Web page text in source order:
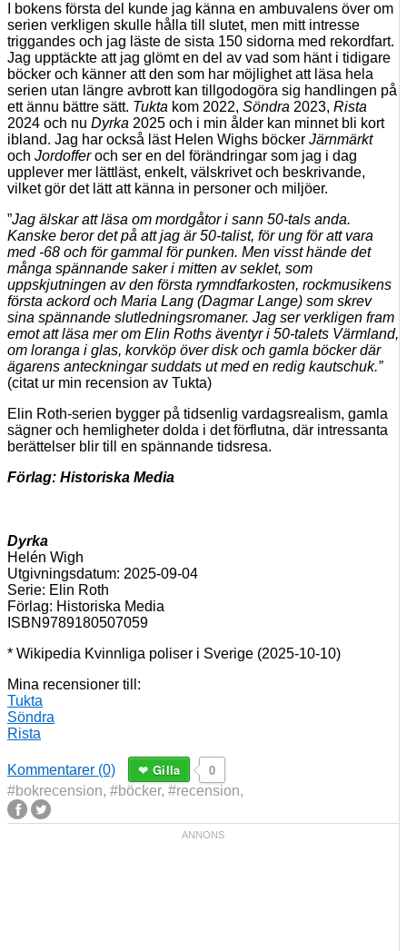
I bokens första del kunde jag känna en ambuvalens över om
serien verkligen skulle hålla till slutet, men mitt intresse
triggandes och jag läste de sista 150 sidorna med rekordfart.
Jag upptäckte att jag glömt en del av vad som hänt i tidigare
böcker och känner att den som har möjlighet att läsa hela
serien utan längre avbrott kan tillgodogöra sig handlingen på
ett ännu bättre sätt. Tukta kom 2022, Söndra 2023, Rista
2024 och nu Dyrka 2025 och i min ålder kan minnet bli kort
ibland. Jag har också läst Helen Wighs böcker Järnmärkt
och Jordofferoch ser en del förändringar som jag i dag
upplever mer lättläst, enkelt, välskrivet och beskrivande,
vilket gör det lätt att känna in personer och miljöer.
”Jag älskar att läsa om mordgåtor i sann 50-tals anda.
Kanske beror det på att jag är 50-talist, för ung för att vara
med -68 och för gammal för punken. Men visst hände det
många spännande saker i mitten av seklet, som
uppskjutningen av den första rymndfarkosten, rockmusikens
första ackord och Maria Lang (Dagmar Lange) som skrev
sina spännande slutledningsromaner. Jag ser verkligen fram
emot att läsa mer om Elin Roths äventyr i 50-talets Värmland,
om loranga i glas, korvköp över disk och gamla böcker där
ägarens anteckningar suddats ut med en redig kautschuk.”
(citat ur min recension av Tukta)
Elin Roth-serien bygger på tidsenlig vardagsrealism, gamla
sägner och hemligheter dolda i det förflutna, där intressanta
berättelser blir till en spännande tidsresa.
Förlag: Historiska Media
Dyrka
Helén Wigh
Utgivningsdatum: 2025-09-04
Serie: Elin Roth
Förlag: Historiska Media
ISBN9789180507059
* Wikipedia Kvinnliga poliser i Sverige (2025-10-10)
Mina recensioner till:
Tukta
Söndra
Rista
Kommentarer (0) 0
Gilla
#bokrecension, #böcker, #recension,